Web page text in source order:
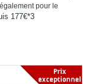
pour le
177€*3